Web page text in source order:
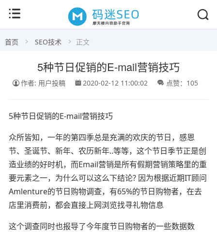
首页 SEO技术 正文
5种节日促销的E-mail营销技巧
作者: 用户投稿 2020-02-12 11:00:02 点赞：105
5种节日促销的E-mail营销技巧
众所皆知，一年的第四季总是充满的欢庆的节日，感恩
节、圣诞节、新年、农历新年..等等，这个节日季节正是创
造业绩的好时机，而Email营销是所有假期营销策略里的重
要元素之一，为什么可以这么下结论? 因为根据近期IT顾问
Amlenture的节日购物调查，有65%的节日购物者，在去
店里消费前，都会直接上网浏览找寻礼物信息
这个调查同时也报导了今年度节日购物者的一些数据数